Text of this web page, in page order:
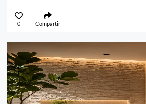
0 Compartir